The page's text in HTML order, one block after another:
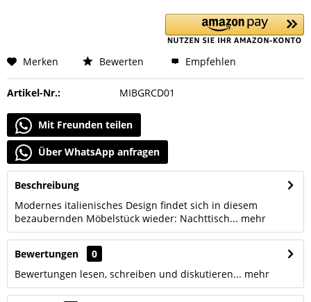
Merken Bewerten Empfehlen
Artikel-Nr.: MIBGRCD01
Mit Freunden teilen
Über WhatsApp anfragen
Beschreibung
Modernes italienisches Design findet sich in diesem
bezaubernden Möbelstück wieder: Nachttisch... mehr
Bewertungen
0
Bewertungen lesen, schreiben und diskutieren... mehr